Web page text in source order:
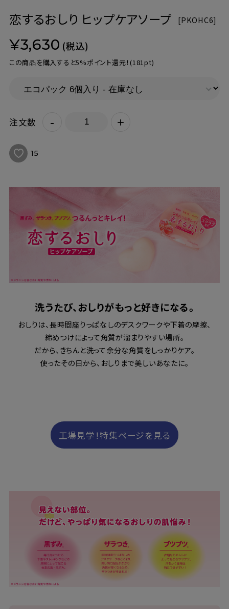
恋するおしり ヒップケアソープ [PKOHC6]
¥3,630 (税込)
この商品を購入すると5%ポイント還元！ (181pt)
注文数 - +
15
洗うたび、おしりがもっと好きになる。
おしりは、長時間座りっぱなしのデスクワークや下着の摩擦、
締めつけによって角質が溜まりやすい場所。
だから、きちんと洗って余分な角質をしっかりケア。
使ったその日から、おしりまで美しいあなたに。
工場見学！特集ページを見る